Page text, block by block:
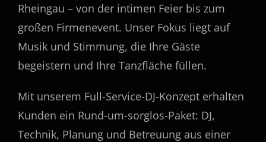
Rheingau – von der intimen Feier bis zum
großen Firmenevent. Unser Fokus liegt auf
Musik und Stimmung, die Ihre Gäste
begeistern und Ihre Tanzfläche füllen.
Mit unserem Full-Service-DJ-Konzept erhalten
Kunden ein Rund-um-sorglos-Paket: DJ,
Technik, Planung und Betreuung aus einer